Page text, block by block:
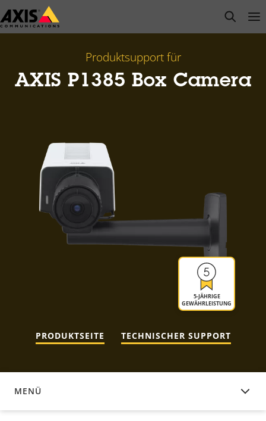
Zum
Hauptinhalt
open
Produktsupport für
AXIS P1385 Box Camera
5-JÄHRIGE
GEWÄHRLEISTUNG
PRODUKTSEITE TECHNISCHER SUPPORT
MENÜ
GERÄTESOFTWARE